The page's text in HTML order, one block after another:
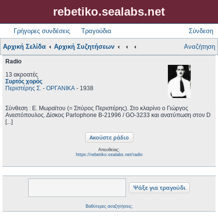
rebetiko.sealabs.net
Γρήγορες συνδέσεις Τραγούδια Σύνδεση
Αρχική Σελίδα Αρχική Συζητήσεων Αναζήτηση
Radio
13 ακροατές
Συρτός χορός
Περιστέρης Σ. - ΟΡΓΑΝΙΚΑ - 1938
Σύνθεση : Ε. Μωραϊτου (= Σπύρος Περιστέρης). Στο κλαρίνο ο Γιώργος
Ανεστόπουλος. Δίσκος Parlophone B-21996 / GO-3233 και ανατύπωση στον D
[...]
Απευθείας:
https://rebetiko.sealabs.net/radio
Βαθύτερες αναζητήσεις;